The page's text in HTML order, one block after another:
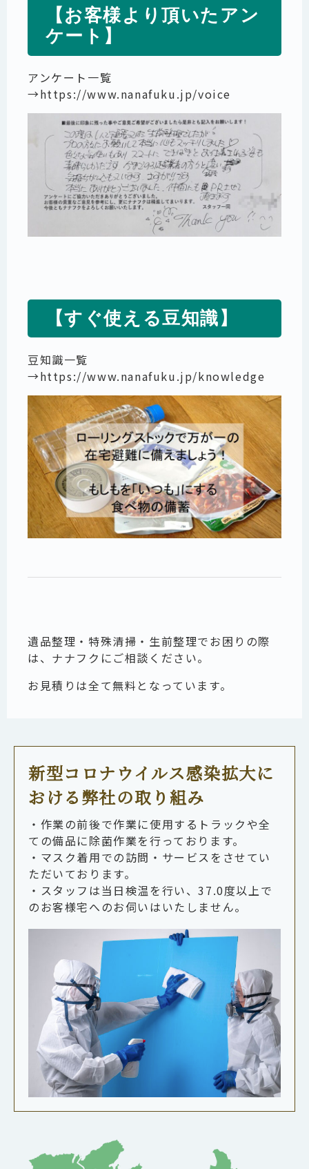
【お客様より頂いたアン
ケート】
アンケート一覧
→https://www.nanafuku.jp/voice
【すぐ使える豆知識】
豆知識一覧
→https://www.nanafuku.jp/knowledge
遺品整理・特殊清掃・生前整理でお困りの際
は、ナナフクにご相談ください。
お見積りは全て無料となっています。
新型コロナウイルス感染拡大に
おける弊社の取り組み
・作業の前後で作業に使用するトラックや全
ての備品に除菌作業を行っております。
・マスク着用での訪問・サービスをさせてい
ただいております。
・スタッフは当日検温を行い、37.0度以上で
のお客様宅へのお伺いはいたしません。